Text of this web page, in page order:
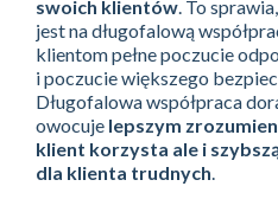
swoich klientów. To
jest na długofalową
klientom pełne poczucie
i poczucie większego
Długofalowa współpraca
owocuje lepszym
klient korzysta ale i
dla klienta trudnych.